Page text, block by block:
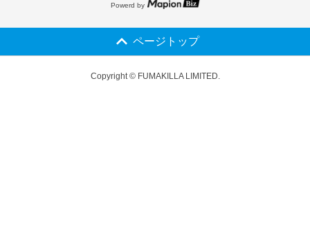
Powerd by
ページトップ
Copyright © FUMAKILLA LIMITED.